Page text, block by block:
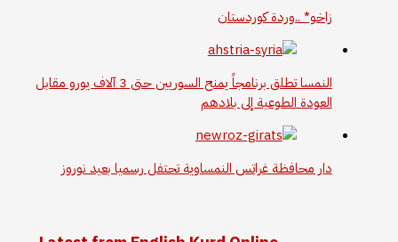
زاخو* ..وردة كوردستان
النمسا تطلق برنامجاً يمنح السوريين حتى 3 آلاف يورو مقابل
العودة الطوعية إلى بلادهم
دار محافظة غراتس النمساوية تحتفل رسميا بعيد نوروز